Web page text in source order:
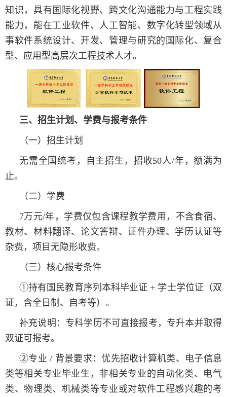
知识，具有国际化视野、跨文化沟通能力与工程实践
能力，能在工业软件、人工智能、数字化转型领域从
事软件系统设计、开发、管理与研究的国际化、复合
型、应用型高层次工程技术人才。
三、招生计划、学费与报考条件
（一）招生计划
无需全国统考，自主招生，招收50人/年，额满为
止。
（二）学费
7万元/年，学费仅包含课程教学费用，不含食宿、
教材、材料翻译、论文答辩、证件办理、学历认证等
杂费，项目无隐形收费。
（三）核心报考条件
①持有国民教育序列本科毕业证 + 学士学位证（双
证，含全日制、自考等）。
补充说明：专科学历不可直接报考，专升本并取得
双证可报考。
②专业 / 背景要求：优先招收计算机类、电子信息
类等相关专业毕业生，非相关专业的自动化类、电气
类、物理类、机械类等专业或对软件工程感兴趣的考